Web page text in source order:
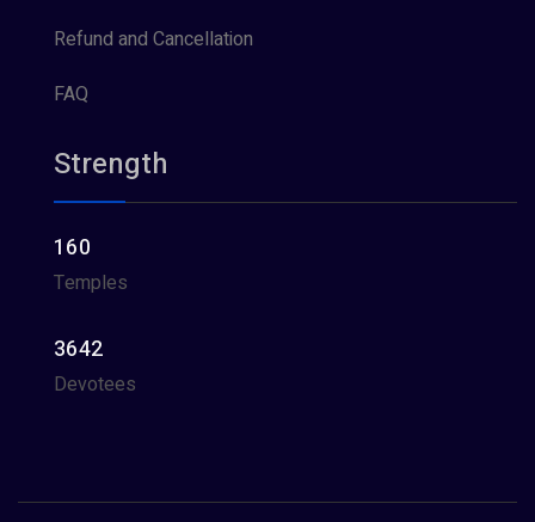
Refund and Cancellation
FAQ
Strength
160
Temples
3642
Devotees